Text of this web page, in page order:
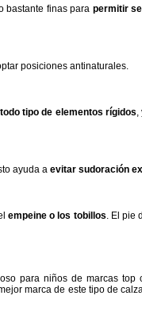
bastante finas para permitir
posiciones antinaturales.
tipo de elementos rígidos,
ayuda a evitar sudoración
empeine o los tobillos. El pie
para niños de marcas top
marca de este tipo de